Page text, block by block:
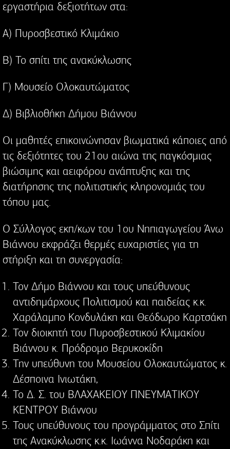
εργαστήρια δεξιοτήτων στα:
Α) Πυροσβεστικό Κλιμάκιο
Β) Το σπίτι της ανακύκλωσης
Γ) Μουσείο Ολοκαυτώματος
Δ) Βιβλιοθήκη Δήμου Βιάννου
Οι μαθητές επικοινώνησαν βιωματικά κάποιες από
τις δεξιότητες του 21ου αιώνα της παγκόσμιας
βιώσιμης και αειφόρου ανάπτυξης και της
διατήρησης της πολιτιστικής κληρονομιάς του
τόπου μας.
Ο Σύλλογος εκπ/κων του 1ου Νηπιαγωγείου Άνω
Βιάννου εκφράζει θερμές ευχαριστίες για τη
στήριξη και τη συνεργασία:
Τον Δήμο Βιάννου και τους υπεύθυνους
αντιδημάρχους Πολιτισμού και παιδείας κ.κ.
Χαράλαμπο Κονδυλάκη και Θεόδωρο Καρτσάκη
Τον διοικητή του Πυροσβεστικού Κλιμακίου
Βιάννου κ. Πρόδρομο Βερυκοκίδη
Την υπεύθυνη του Μουσείου Ολοκαυτώματος κ.
Δέσποινα Ινιωτάκη,
Το Δ. Σ. του ΒΛΑΧΑΚΕΙΟΥ ΠΝΕΥΜΑΤΙΚΟΥ
ΚΕΝΤΡΟΥ Βιάννου
Τους υπεύθυνους του προγράμματος στο Σπίτι
της Ανακύκλωσης κ.κ. Ιωάννα Νοδαράκη και